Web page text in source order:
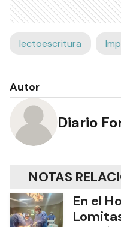
lectoescritura
Autor
Diario
NOTAS
En el